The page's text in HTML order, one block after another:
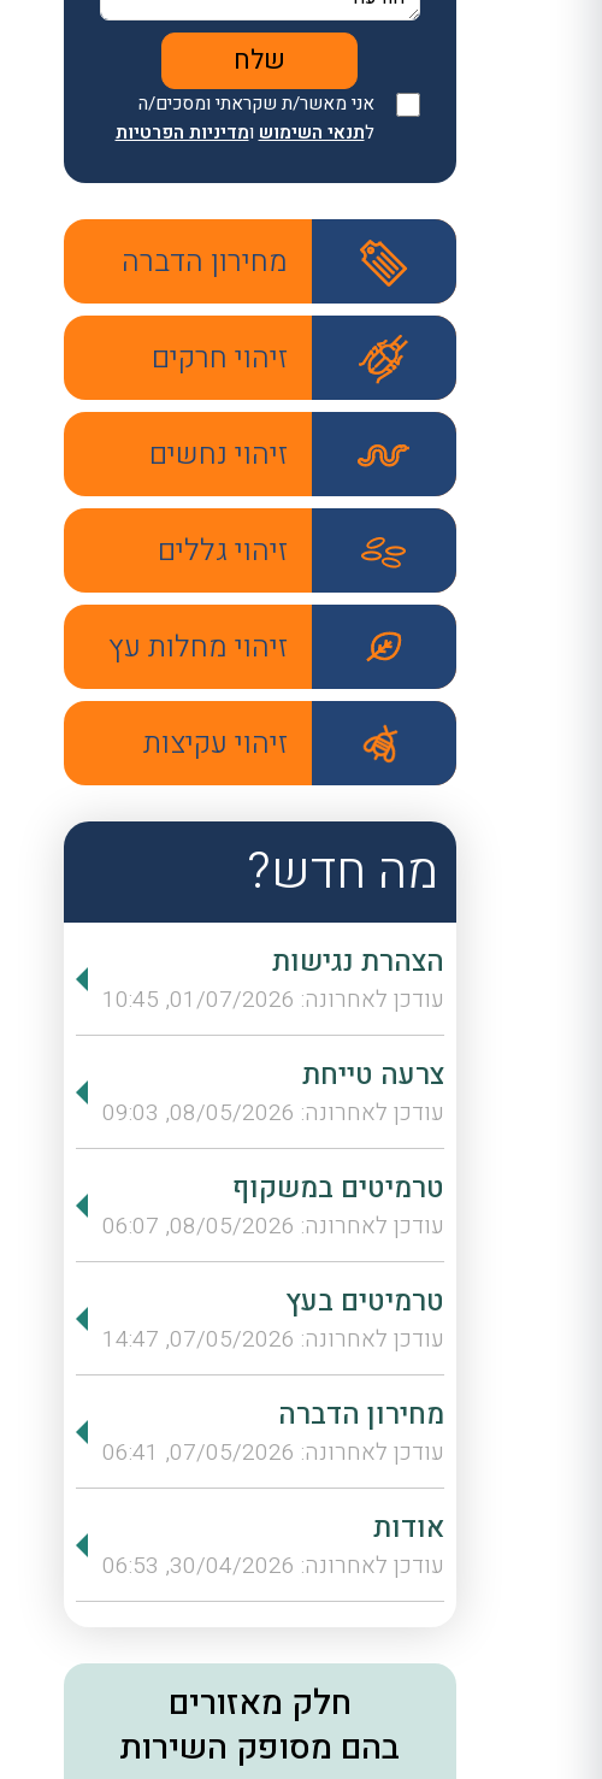
אני מאשר/ת שקראתי ומסכים/ה
לתנאי השימוש ומדיניות הפרטיות
מחירון הדברה
זיהוי חרקים
זיהוי נחשים
זיהוי גללים
זיהוי מחלות עץ
זיהוי עקיצות
מה חדש?
הצהרת נגישות
עודכן לאחרונה: 01/07/2026, 10:45
צרעה טייחת
עודכן לאחרונה: 08/05/2026, 09:03
טרמיטים במשקוף
עודכן לאחרונה: 08/05/2026, 06:07
טרמיטים בעץ
עודכן לאחרונה: 07/05/2026, 14:47
מחירון הדברה
עודכן לאחרונה: 07/05/2026, 06:41
אודות
עודכן לאחרונה: 30/04/2026, 06:53
חלק מאזורים
בהם מסופק השירות